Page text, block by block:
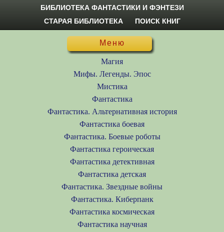
БИБЛИОТЕКА ФАНТАСТИКИ И ФЭНТЕЗИ
СТАРАЯ БИБЛИОТЕКА
ПОИСК КНИГ
Меню
Магия
Мифы. Легенды. Эпос
Мистика
Фантастика
Фантастика. Альтернативная история
Фантастика боевая
Фантастика. Боевые роботы
Фантастика героическая
Фантастика детективная
Фантастика детская
Фантастика. Звездные войны
Фантастика. Киберпанк
Фантастика космическая
Фантастика научная